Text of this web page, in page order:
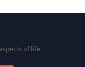
of life